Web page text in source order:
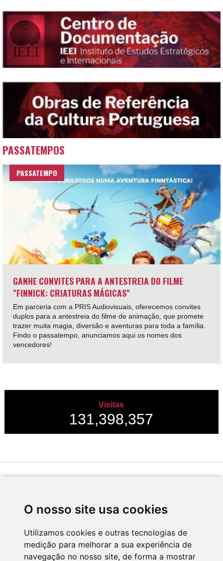
O nosso site usa cookies
Utilizamos cookies e outras tecnologias de
medição para melhorar a sua experiência de
navegação no nosso site, de forma a mostrar
PASSATEMPOS
PASSATEMPO
GANHE CONVITES PARA A ANTESTREIA DO FILME
"FINNICK: CRIATURAS MÁGICAS"
Em parceria com a PRIS Audiovisuais, oferecemos convites
duplos para a antestreia do filme de animação, que promete
trazer muita magia, diversão e aventuras para toda a família.
Findo o passatempo, anunciamos aqui os nomes dos
vencedores!
Visitas
131,398,357